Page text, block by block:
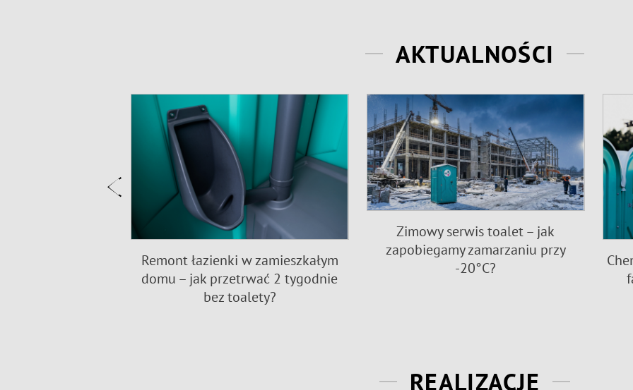
AKTUALNOŚCI
Remont łazienki w zamieszkałym
domu – jak przetrwać 2 tygodnie
bez toalety?
Zimowy serwis toalet – jak
zapobiegamy zamarzaniu przy
-20°C?
REALIZACJE